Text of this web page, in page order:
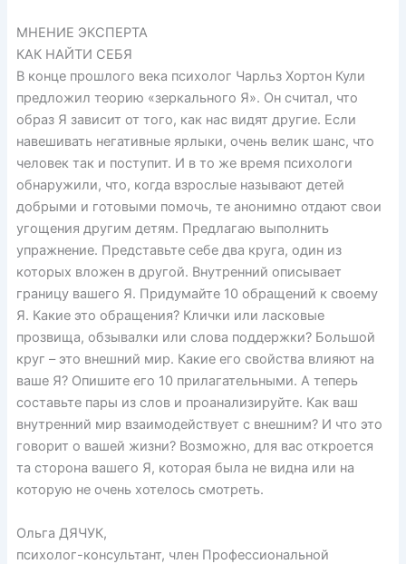
МНЕНИЕ ЭКСПЕРТА
КАК НАЙТИ СЕБЯ
В конце прошлого века психолог Чарльз Хортон Кули
предложил теорию «зеркального Я». Он считал, что
образ Я зависит от того, как нас видят другие. Если
навешивать негативные ярлыки, очень велик шанс, что
человек так и поступит. И в то же время психологи
обнаружили, что, когда взрослые называют детей
добрыми и готовыми помочь, те анонимно отдают свои
угощения другим детям. Предлагаю выполнить
упражнение. Представьте себе два круга, один из
которых вложен в другой. Внутренний описывает
границу вашего Я. Придумайте 10 обращений к своему
Я. Какие это обращения? Клички или ласковые
прозвища, обзывалки или слова поддержки? Большой
круг – это внешний мир. Какие его свойства влияют на
ваше Я? Опишите его 10 прилагательными. А теперь
составьте пары из слов и проанализируйте. Как ваш
внутренний мир взаимодействует с внешним? И что это
говорит о вашей жизни? Возможно, для вас откроется
та сторона вашего Я, которая была не видна или на
которую не очень хотелось смотреть.
Ольга ДЯЧУК,
психолог-консультант, член Профессиональной